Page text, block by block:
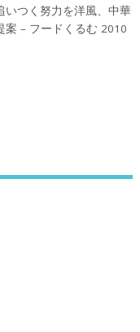
いつく努力を洋風、中華
案 – フードくるむ 2010